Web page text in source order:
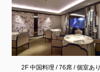
2F 中国料理 / 76席 / 個室あり